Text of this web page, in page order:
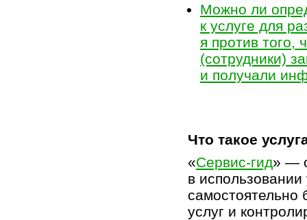
Можно ли
к услуге для
я против того,
(сотрудники)
и получали
Что такое
«Сервис-гид» —
в
самостоятельно
услуг и